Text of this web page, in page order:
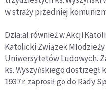
w straży przedniej
Działał również w Akcji
Katolicki Związek
Uniwersytetów Ludowych.
ks. Wyszyńskiego
1937 r. zaprosił go do Rady